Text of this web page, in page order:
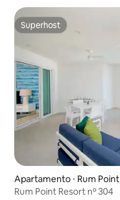
Superhost
Superhost
Apartamento ⋅ Rum Point
Rum Point Resort nº 304